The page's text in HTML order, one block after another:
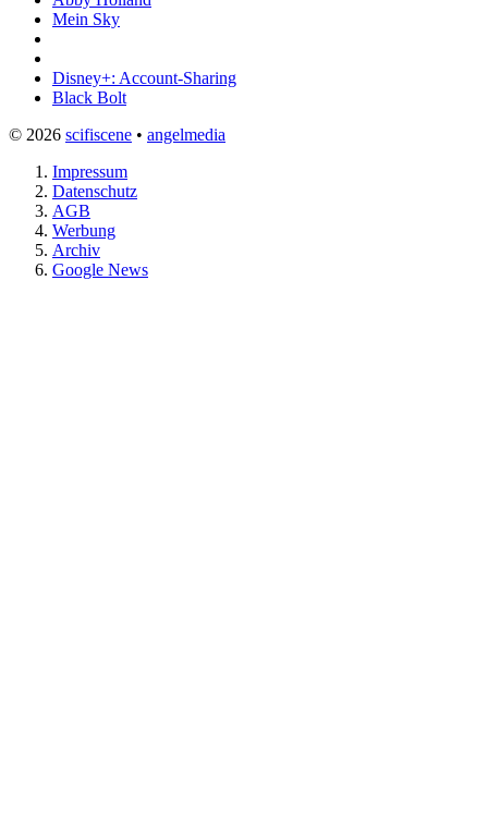
Mein Sky
Disney+: Account-Sharing
Black Bolt
© 2026 scifiscene • angelmedia
Impressum
Datenschutz
AGB
Werbung
Archiv
Google News